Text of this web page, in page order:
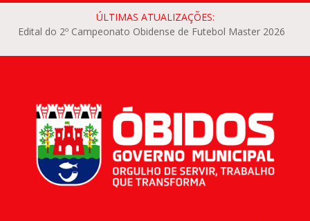
ÚLTIMAS ATUALIZAÇÕES:
Edital do 2º Campeonato Obidense de Futebol Master 2026